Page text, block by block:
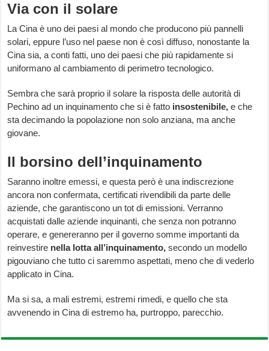
Via con il solare
La Cina è uno dei paesi al mondo che producono più pannelli
solari, eppure l’uso nel paese non è così diffuso, nonostante la
Cina sia, a conti fatti, uno dei paesi che più rapidamente si
uniformano al cambiamento di perimetro tecnologico.
Sembra che sarà proprio il solare la risposta delle autorità di
Pechino ad un inquinamento che si è fatto insostenibile,e che
sta decimando la popolazione non solo anziana, ma anche
giovane.
Il borsino dell’inquinamento
Saranno inoltre emessi, e questa però è una indiscrezione
ancora non confermata, certificati rivendibili da parte delle
aziende, che garantiscono un tot di emissioni. Verranno
acquistati dalle aziende inquinanti, che senza non potranno
operare, e genereranno per il governo somme importanti da
reinvestire nella lotta all’inquinamento,secondo un modello
pigouviano che tutto ci saremmo aspettati, meno che di vederlo
applicato in Cina.
Ma si sa, a mali estremi, estremi rimedi, e quello che sta
avvenendo in Cina di estremo ha, purtroppo, parecchio.